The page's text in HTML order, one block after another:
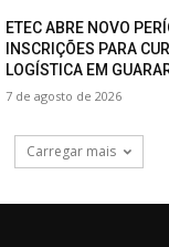
ETEC ABRE NOVO
INSCRIÇÕES PARA
LOGÍSTICA EM
7 de agosto de 2026
Carregar mais